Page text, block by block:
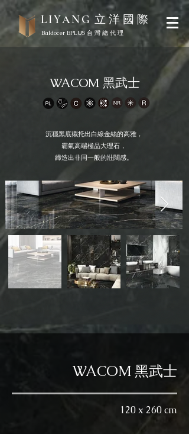
LIYANG 立 洋 國 際
Baldocer BPLUS 台 灣 總 代 理
WACOM 黑武士
沉穩黑底襯托出白線金絲的高雅，
霸氣高端極品大理石，
​締造出非同一般的壯闊感。
WACOM 黑武士
120 x 260 cm